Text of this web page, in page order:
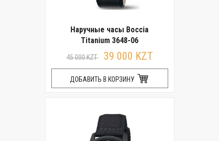
Наручные часы Boccia
Titanium 3648-06
45 000 KZT 39 000 KZT
ДОБАВИТЬ В КОРЗИНУ